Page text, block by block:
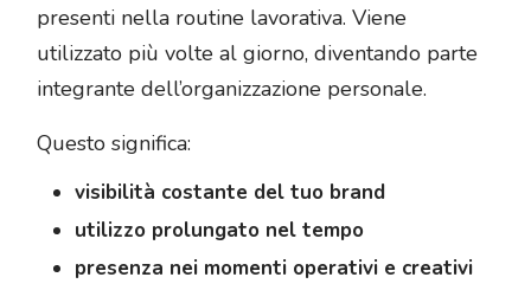
presenti nella routine lavorativa. Viene
utilizzato più volte al giorno, diventando parte
integrante dell’organizzazione personale.
Questo significa:
visibilità costante del tuo brand
utilizzo prolungato nel tempo
presenza nei momenti operativi e creativi